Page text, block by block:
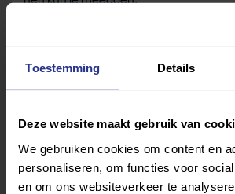
Toestemming Details
Deze website maakt gebruik van
We gebruiken cookies om content en
personaliseren, om functies voor
en om ons websiteverkeer te
Deel op Facebook
Deel op Linkedin